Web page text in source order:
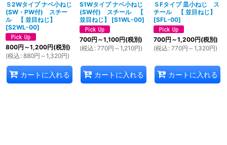
Ｓ2Wタイプ ナベ小ねじ
(SW・PW付) スチー
ル 【 並目ねじ】
[S2WL-00]
800円 ～1,200円(税別)
(税込 : 880円 ～1,320円)
カートに入れる
S1Wタイプ ナベ小ねじ
(SW付) スチール 【
並目ねじ】
[S1WL-00]
700円 ～1,100円(税別)
(税込 : 770円 ～1,210円)
カートに入れる
ＳFタイプ 皿小ねじ ス
チール 【 並目ねじ】
[SFL-00]
700円 ～1,200円(税別)
(税込 : 770円 ～1,320円)
カートに入れる